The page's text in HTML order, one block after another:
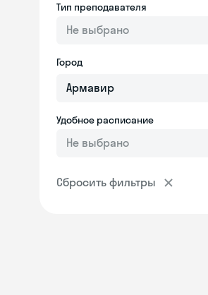
Тип преподавателя
Не выбрано
Город
Удобное расписание
Не выбрано
Сбросить фильтры